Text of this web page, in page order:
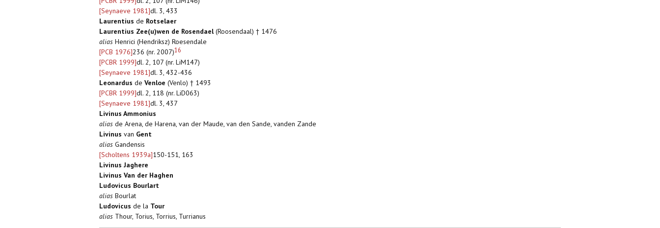
[Seynaeve 1981]dl. 3, 433
Laurentius de Rotselaer
Laurentius Zee(u)wen de Rosendael(Roosendaal) † 1476
alias Henrici (Hendriksz) Roesendale
[PCB 1976]236 (nr. 2007)16
[PCBR 1999]dl. 2, 107 (nr. LiM147)
[Seynaeve 1981]dl. 3, 432-436
Leonardus de Venloe (Venlo) † 1493
[PCBR 1999]dl. 2, 118 (nr. LiD063)
[Seynaeve 1981]dl. 3, 437
Livinus Ammonius
alias de Arena, de Harena, van der Maude, van den Sande, vanden Zande
Livinus van Gent
alias Gandensis
[Scholtens 1939a]150-151, 163
Livinus Jaghere
Livinus Van der Haghen
Ludovicus Bourlart
alias Bourlat
Ludovicus de la Tour
alias Thour, Torius, Torrius, Turrianus